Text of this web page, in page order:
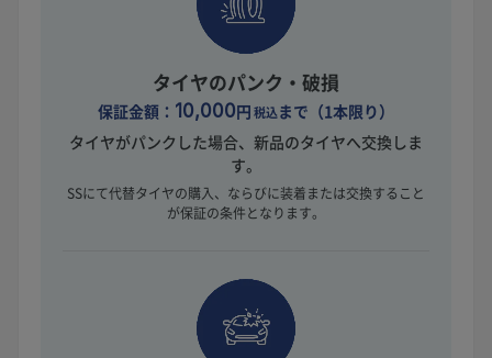
タイヤのパンク・破損
保証金額： 10,000円税込まで（1本限り）
タイヤがパンクした場合、新品のタイヤへ交換しま
す。
SSにて代替タイヤの購入、ならびに装着または交換すること
が保証の条件となります。